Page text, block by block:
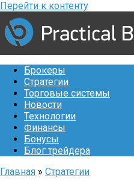
Перейти к контенту
Брокеры
Стратегии
Торговые системы
Новости
Технологии
Финансы
Бонусы
Блог трейдера
Главная » Стратегии